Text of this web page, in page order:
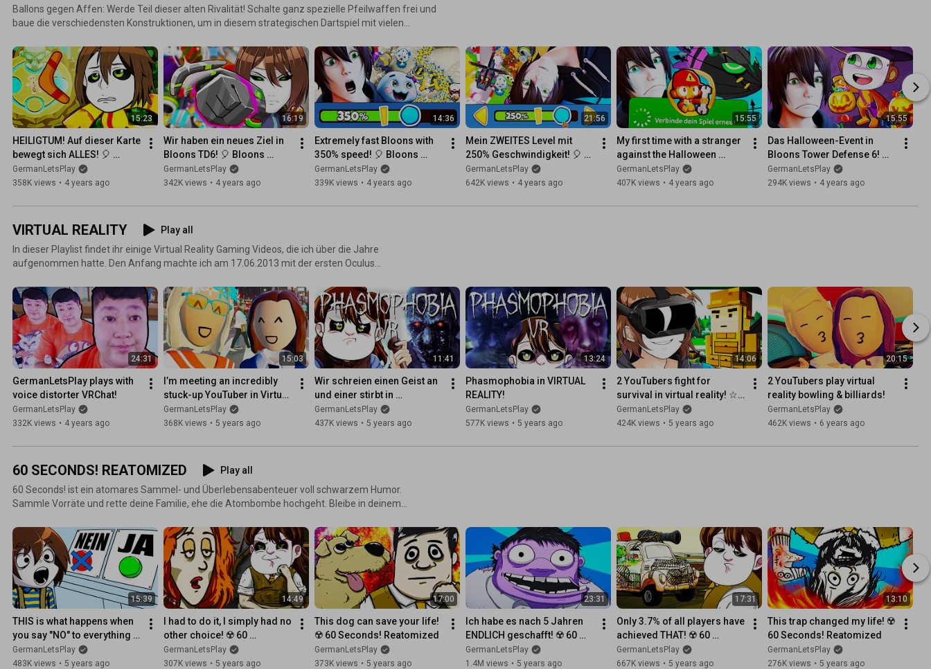
Ballons gegen Affen: Werde Teil dieser alten Rivalität! Schalte ganz spezielle Pfeilwaffen frei und
baue die verschiedensten Konstruktionen, um in diesem strategischen Dartspiel mit vielen
15:23
HEILIGTUM! Auf dieser Karte
bewegt sich ALLES! 🎈
Bloons Tower Defense 6
GermanLetsPlay
358K views • 4 years ago
16:19
Wir haben ein neues Ziel in
Bloons TD6! 🎈 Bloons
Tower Defense 6
GermanLetsPlay
342K views • 4 years ago
14:36
Extremely fast Bloons with
350% speed! 🎈 Bloons
Tower Defense 6
GermanLetsPlay
339K views • 4 years ago
21:56
Mein ZWEITES Level mit
250% Geschwindigkeit! 🎈
Bloons Tower Defense 6
GermanLetsPlay
642K views • 4 years ago
15:55
My first time with a stranger
against the Halloween
BOSS! 🎈 Bloons Tower
Defense 6
GermanLetsPlay
407K views • 4 years ago
15:55
Das Halloween-Event in
Bloons Tower Defense 6! 🎈
Bloons Tower Defense 6
GermanLetsPlay
294K views • 4 years ago
VIRTUAL REALITY
Play all
In dieser Playlist findet ihr einige Virtual Reality Gaming Videos, die ich über die Jahre
aufgenommen hatte. Den Anfang machte ich am 17.06.2013 mit der ersten Oculus
24:31
GermanLetsPlay plays with
voice distorter VRChat!
GermanLetsPlay
332K views • 4 years ago
15:03
I’m meeting an incredibly
stuck-up YouTuber in Virtual
Reality!
GermanLetsPlay
368K views • 5 years ago
11:41
Wir schreien einen Geist an
und einer stirbt in
Phasmophobia VR!
GermanLetsPlay
437K views • 5 years ago
13:24
Phasmophobia in VIRTUAL
REALITY!
GermanLetsPlay
577K views • 5 years ago
14:06
2 YouTubers fight for
survival in virtual reality! ☆
Out of Ammo
GermanLetsPlay
424K views • 5 years ago
20:15
2 YouTubers play virtual
reality bowling & billiards!
GermanLetsPlay
462K views • 6 years ago
60 SECONDS! REATOMIZED
Play all
60 Seconds! ist ein atomares Sammel- und Überlebensabenteuer voll schwarzem Humor.
Sammle Vorräte und rette deine Familie, ehe die Atombombe hochgeht. Bleibe in deinem
Kakerlaken.
15:39
THIS is what happens when
you say "NO" to everything in
60 seconds! ☢️ 60 Seconds!
Reatomized
GermanLetsPlay
483K views • 5 years ago
14:49
I had to do it, I simply had no
other choice! ☢️ 60
Seconds! Reatomized
GermanLetsPlay
307K views • 5 years ago
17:00
This dog can save your life!
☢️ 60 Seconds! Reatomized
GermanLetsPlay
373K views • 5 years ago
23:31
Ich habe es nach 5 Jahren
ENDLICH geschafft! ☢️ 60
Seconds! Reatomized
GermanLetsPlay
1.4M views • 5 years ago
17:31
Only 3.7% of all players have
achieved THAT! ☢️ 60
Seconds! Reatomized
GermanLetsPlay
667K views • 5 years ago
13:10
This trap changed my life! ☢️
60 Seconds! Reatomized
GermanLetsPlay
276K views • 5 years ago